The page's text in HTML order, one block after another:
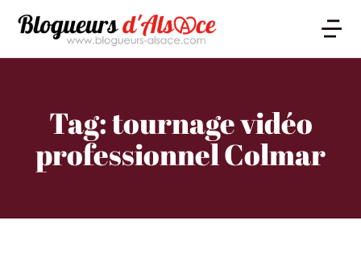
Tag: tournage vidéo
professionnel Colmar